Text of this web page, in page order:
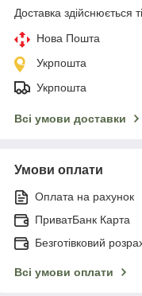
Доставка здійснюється
Нова Пошта
Укрпошта
Укрпошта
Всі умови доставки
Умови оплати
Оплата на рахунок
ПриватБанк Карта
Безготівковий
Всі умови оплати